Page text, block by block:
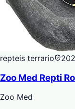
repteis terrario
Zoo Med Repti
Zoo Med